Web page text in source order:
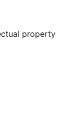
property